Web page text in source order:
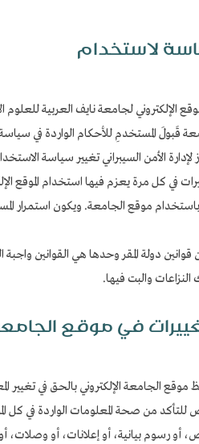
لاستخدام
الإلكتروني لجامعة نايف العربية
قَبولَ المستخدمِ للأحكام الواردة في
لإدارة الأمن السيبراني تغيير سياسة
في كل مرة يعزم فيها استخدام الموقع
موقع الجامعة. ويكون استمرار
قوانين دولة المقر وحدها هي القوانين
النزاعات والبت فيها.
في موقع
موقع الجامعة الإلكتروني بالحق في تغيير
للتأكد من صحة المعلومات الواردة في كل
أو رسوم بيانية، أو إعلانات، أو وصلات،